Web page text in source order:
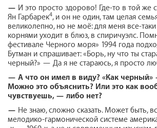
— И это просто здорово! Где-то в той же
Ян Гарбарек4, и он не один, там целая
великолепно, но не моё: для меня все-
корнями уходит в блюз, в спиричуэлс.
фестивале Черного моря» 1994 года
Бутман и спрашивает: «Борь, ну что ты
черный?» — Да я не стараюсь, я просто
— А что он имел в виду? «Как черный»
Можно это объяснить? Или это как
чувствуешь, — либо нет?
— Не знаю, сложно сказать. Может быть,
мелодико-гармонической системе